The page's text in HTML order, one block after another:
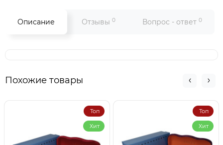
Описание Отзывы 0 Вопрос - ответ 0
Похожие товары
Топ
Хит
Топ
Хит